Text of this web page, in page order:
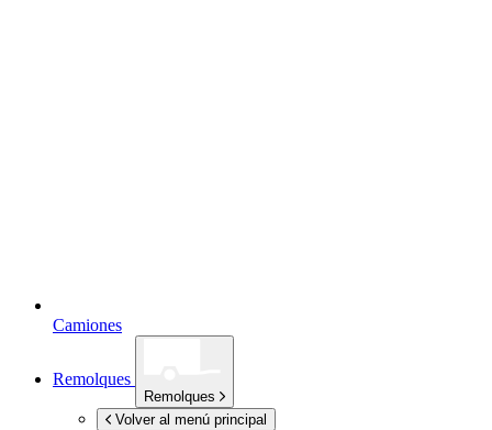
Camiones
Remolques
Remolques
Volver al menú principal